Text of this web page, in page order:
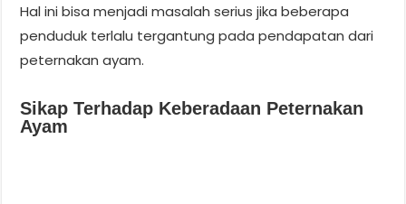
Hal ini bisa menjadi masalah serius jika beberapa
penduduk terlalu tergantung pada pendapatan dari
peternakan ayam.
Sikap Terhadap Keberadaan Peternakan
Ayam